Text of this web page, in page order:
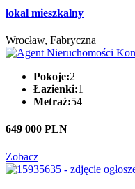
lokal mieszkalny
Wrocław, Fabryczna
Pokoje:2
Łazienki:1
Metraż:54
649 000 PLN
Zobacz